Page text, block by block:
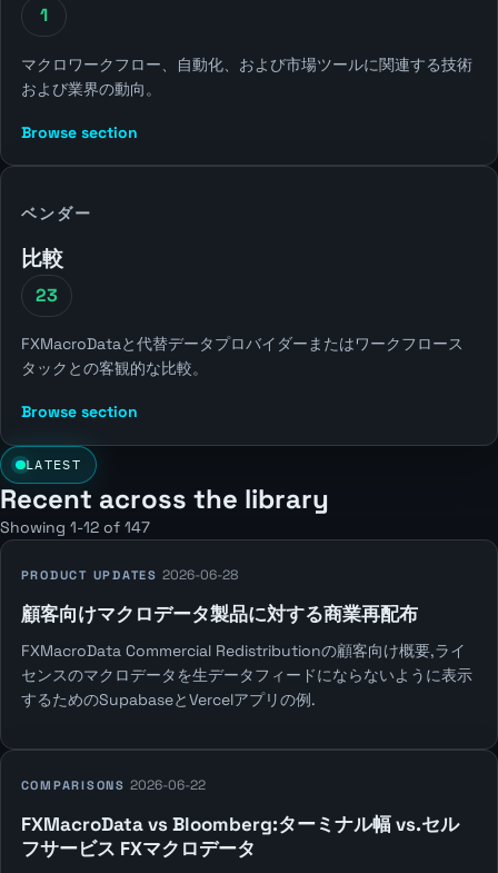
1
マクロワークフロー、自動化、および市場ツールに関連する技術
および業界の動向。
Browse section
ベンダー
比較
23
FXMacroDataと代替データプロバイダーまたはワークフロース
タックとの客観的な比較。
Browse section
LATEST
Recent across the library
Showing 1-12 of 147
PRODUCT UPDATES 2026-06-28
顧客向けマクロデータ製品に対する商業再配布
FXMacroData Commercial Redistributionの顧客向け概要,ライ
センスのマクロデータを生データフィードにならないように表示
するためのSupabaseとVercelアプリの例.
COMPARISONS 2026-06-22
FXMacroData vs Bloomberg:ターミナル幅 vs.セル
フサービス FXマクロデータ